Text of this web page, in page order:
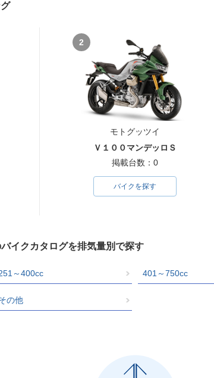
2
モトグッツイ
Ｖ１００マンデッロＳ
掲載台数：0
バイクを探す
イクカタログを排気量別で探す
～400cc 401～750cc
の他